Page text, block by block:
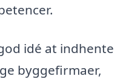
idé at indhente
byggefirmaer,